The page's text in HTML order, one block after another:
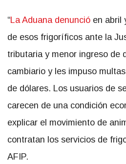
“La Aduana denunció en abril
de esos frigoríficos ante la
tributaria y menor ingreso de
cambiario y les impuso
de dólares. Los usuarios de
carecen de una condición
explicar el movimiento de
contratan los servicios de
AFIP.